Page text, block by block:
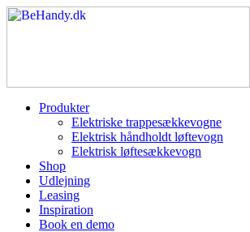
Produkter
Elektriske trappesækkevogne
Elektrisk håndholdt løftevogn
Elektrisk løftesækkevogn
Shop
Udlejning
Leasing
Inspiration
Book en demo